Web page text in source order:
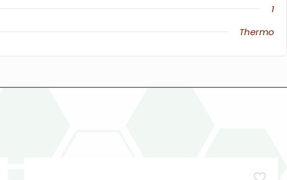
1
Thermo